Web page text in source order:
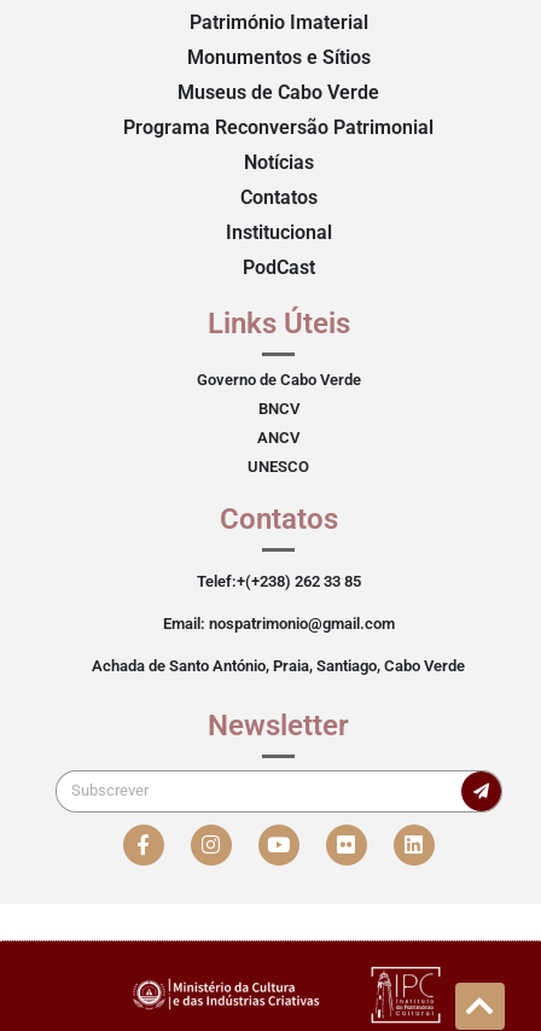
Património Imaterial
Monumentos e Sítios
Museus de Cabo Verde
Programa Reconversão Patrimonial
Notícias
Contatos
Institucional
PodCast
Links Úteis
Governo de Cabo Verde
BNCV
ANCV
UNESCO
Contatos
Telef:+(+238) 262 33 85
Email: nospatrimonio@gmail.com
Achada de Santo António, Praia, Santiago, Cabo Verde
Newsletter